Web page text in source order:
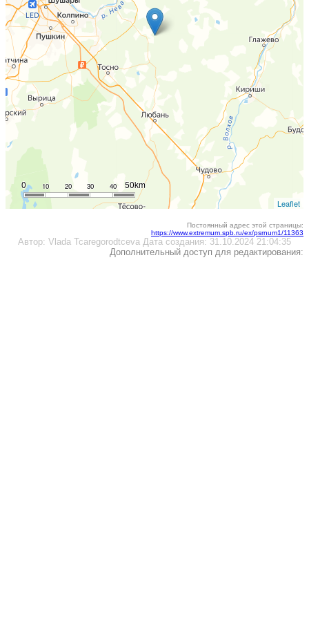
10
0 20 30 40 50km
Leaflet
Постоянный адрес этой страницы:
https://www.extremum.spb.ru/ex/psrnum1/11363
Автор: Vlada Tcaregorodtceva Дата создания: 31.10.2024 21:04:35
Дополнительный доступ для редактирования: